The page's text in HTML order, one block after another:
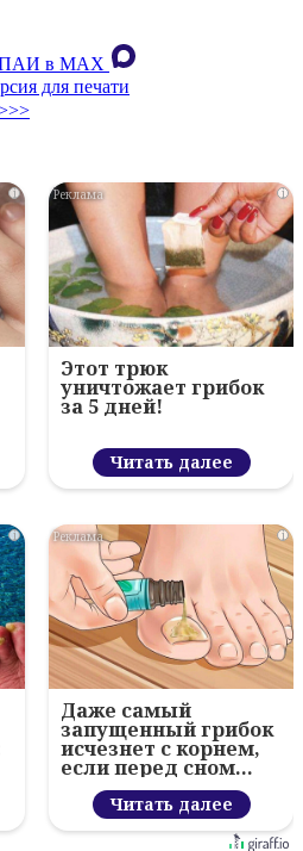
ПАИ в MAХ
для печати
i i
Этот трюк
уничтожает грибок
за 5 дней!
Читать далее
i i
Даже самый
запущенный грибок
исчезнет с корнем,
если перед сном…
Читать далее